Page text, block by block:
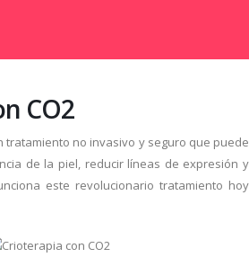
CO2
tratamiento no invasivo y seguro que puede
de la piel, reducir líneas de expresión y
este revolucionario tratamiento hoy